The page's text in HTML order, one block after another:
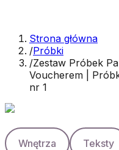
Strona główna
/Próbki
/Zestaw Próbek
Voucherem |
nr 1
Wnętrza Teksty